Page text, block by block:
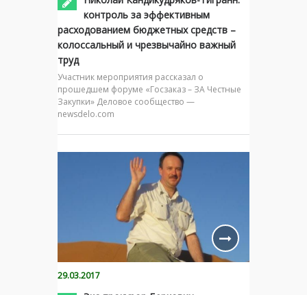
контроль за эффективным
расходованием бюджетных средств –
колоссальный и чрезвычайно важный
труд
Участник мероприятия рассказал о
прошедшем форуме «Госзаказ – ЗА Честные
Закупки» Деловое сообщество —
newsdelo.com
29.03.2017